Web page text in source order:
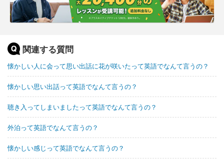
関連する質問
懐かしい人に会って思い出話に花が咲いたって英語でなんて言うの？
懐かしい思い出話って英語でなんて言うの？
聴き入ってしまいましたって英語でなんて言うの？
外泊って英語でなんて言うの？
懐かしい感じって英語でなんて言うの？